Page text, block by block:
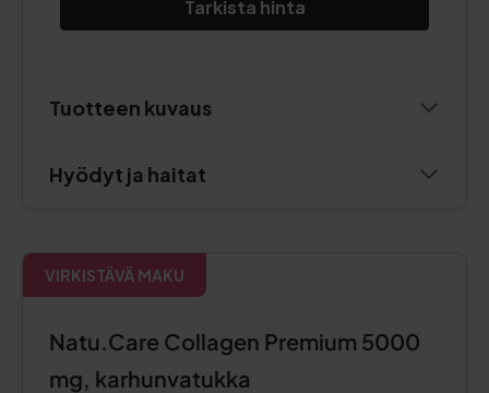
Tarkista hinta
Tuotteen kuvaus
Hyödyt ja haitat
VIRKISTÄVÄ MAKU
Natu.Care Collagen Premium 5000
mg, karhunvatukka